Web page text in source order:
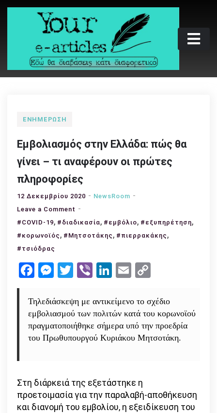
Skip
Your e-articles
Εδώ θα διαβάσεις κάτι διαφορετικό
ΕΝΗΜΈΡΩΣΗ
Εμβολιασμός στην Ελλάδα: πώς θα
γίνει – τι αναφέρουν οι πρώτες
πληροφορίες
12 Δεκεμβρίου 2020
NewsRoom
Leave a Comment on
Εμβολιασμός
θα
τι
αναφέρουν
οι
πρώτες
#COVID-19, #διαδικασία, #εμβόλιο, #εξυπηρέτηση,
#κορωνοϊός , #Μητσοτάκης , #πιερρακάκης ,
#τσιόδρας
Facebook
Messenger
Twitter
ViberLinkedIn
Email
Τηλεδιάσκεψη με αντικείμενο το σχέδιο
εμβολιασμού των πολιτών κατά του κορωνοϊού
πραγματοποιήθηκε σήμερα υπό την προεδρία
του Πρωθυπουργού Κυριάκου Μητσοτάκη.
Στη διάρκειά της εξετάστηκε η
προετοιμασία για την παραλαβή-αποθήκευση
και διανομή του εμβολίου, η εξειδίκευση του